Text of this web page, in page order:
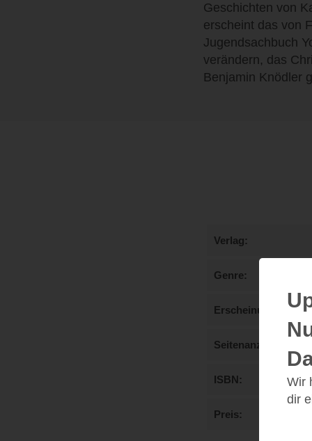
Geschichten von
erscheint das von
Jugendsachbuch
verändern, das
Benjamin Knödler
Verlag
Genre
Erscheinungstermin
Seitenanzahl
ISBN
Preis
Wir
dir